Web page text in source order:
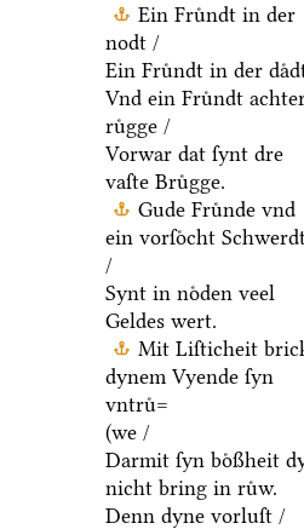
Ein Fruͤndt in der
nodt /
Ein Fruͤndt in der
Vnd ein Fruͤndt
ruͤgge /
Vorwar dat ſynt dre
vaſte Bruͤgge.
Gude Fruͤnde vnd
ein vorſoͤcht
/
Synt in noͤden veel
Geldes wert.
Mit Liſticheit
dynem Vyende ſyn
vntruͤ=
(we /
Darmit ſyn boͤßheit
nicht bring in ruͤw.
Denn dyne vorluſt /